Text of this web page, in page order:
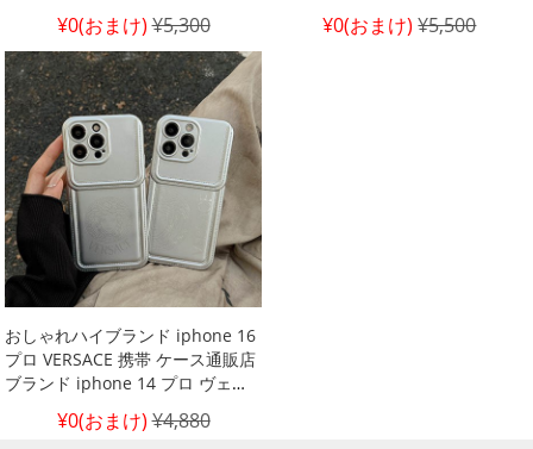
兼用 galaxy s24 ultra スマホケー
スフェンディ fendi フェンディ ブ
ランド samsung s23 ケースダブ
ルエフfendi風 galaxy s23 ultra
人気 スマホケース
¥0(おまけ)¥5,300
north face 雪山 アイフォン 15プ
¥0(おまけ)¥5,500
おしゃれハイブランド iphone 16
プロ VERSACE 携帯 ケース通販店
ブランド iphone 14 プロ ヴェル
versace風 スマホケースアイホン
¥0(おまけ)¥4,880